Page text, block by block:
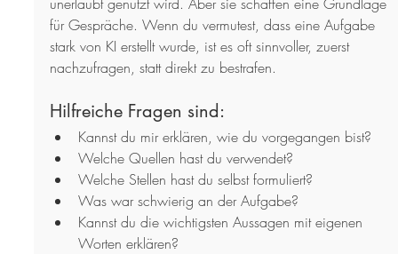
für Gespräche. Wenn du vermutest, dass eine Aufgabe
stark von KI erstellt wurde, ist es oft sinnvoller, zuerst
nachzufragen, statt direkt zu bestrafen.
Hilfreiche Fragen sind:
Kannst du mir erklären, wie du vorgegangen bist?
Welche Quellen hast du verwendet?
Welche Stellen hast du selbst formuliert?
Was war schwierig an der Aufgabe?
Kannst du die wichtigsten Aussagen mit eigenen
Worten erklären?